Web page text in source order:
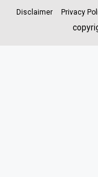
Disclaimer Privacy